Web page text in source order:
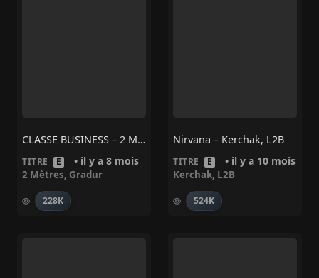
CLASSE BUSINESS – 2 Mètres, Gradur
TITRE E • il y a 8 mois
2 Mètres, Gradur
228K
Nirvana – Kerchak, L2B
TITRE E • il y a 10 mois
Kerchak, L2B
524K